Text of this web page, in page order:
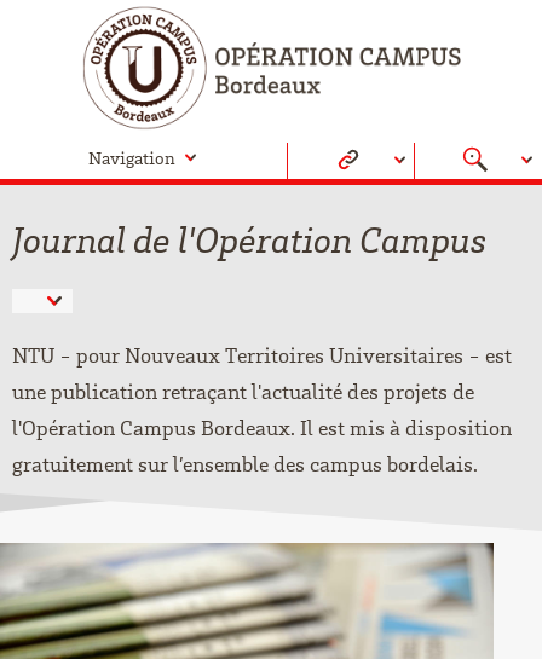
Navigation
Journal de l'Opération Campus
NTU - pour Nouveaux Territoires Universitaires - est
une publication retraçant l'actualité des projets de
l'Opération Campus Bordeaux. Il est mis à disposition
gratuitement sur l’ensemble des campus bordelais.